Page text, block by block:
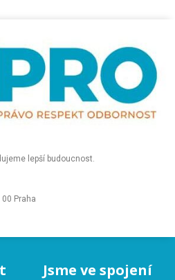
lepší budoucnost.
Praha
Jsme ve spojení